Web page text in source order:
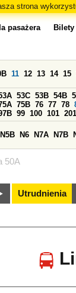
strona
50A
pasażera Bilety
11 12 13 14 15
53C 53B 54B
75B 76 77 78
99 100 101 201
N5B N6 N7A N7B
Utrudnienia